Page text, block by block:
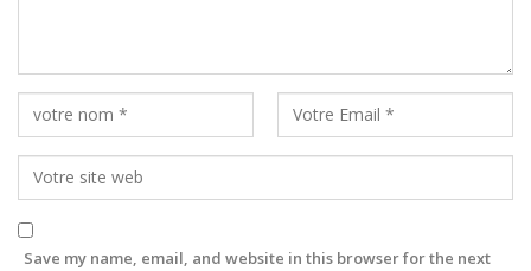
Save my name, email, and website in this browser for the next